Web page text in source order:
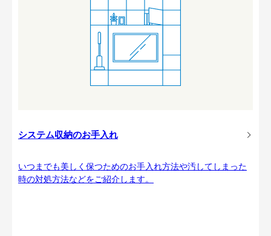
システム収納のお手入れ
いつまでも美しく保つためのお手入れ方法や汚してしまった
時の対処方法などをご紹介します。